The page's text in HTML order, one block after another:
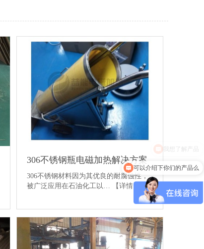
306不锈钢瓶电磁加热解决方案
306不锈钢材料因为其优良的耐腐蚀性，
被广泛应用在石油化工以…
【详情】
可以介绍下你们的产品么